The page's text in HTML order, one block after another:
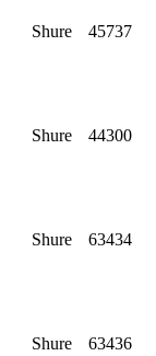
Shure 45737
Shure 44300
Shure 63434
Shure 63436